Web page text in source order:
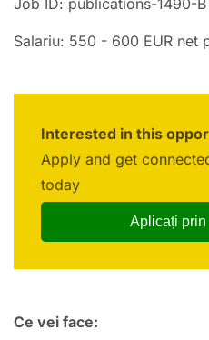
Job ID: publications-1490-B
Salariu: 550 - 600 EUR net
Interested in this
Apply and get
today
Aplicați
Ce vei face: